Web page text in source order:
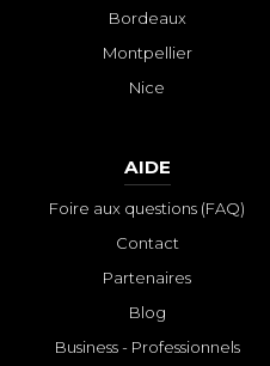
Bordeaux
Montpellier
Nice
AIDE
Foire aux questions (FAQ)
Contact
Partenaires
Blog
Business - Professionnels